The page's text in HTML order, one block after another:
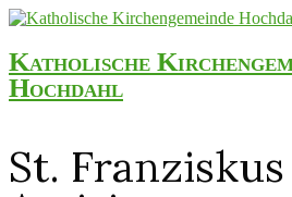
Katholische
Hochdahl
St.